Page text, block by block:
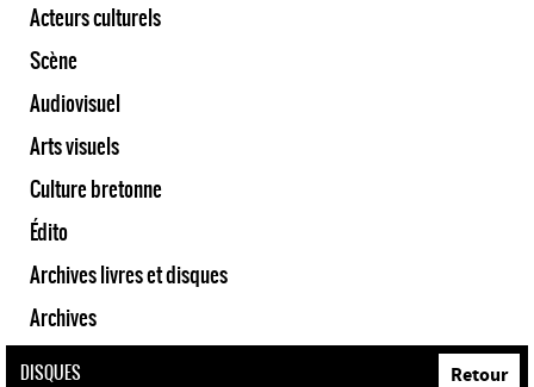
Acteurs culturels
Scène
Audiovisuel
Arts visuels
Culture bretonne
Édito
Archives livres et disques
Archives
DISQUES Retour